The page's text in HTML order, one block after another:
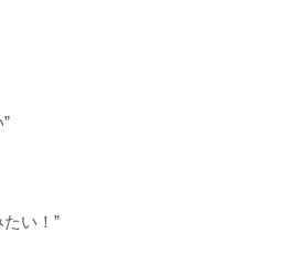
い！”